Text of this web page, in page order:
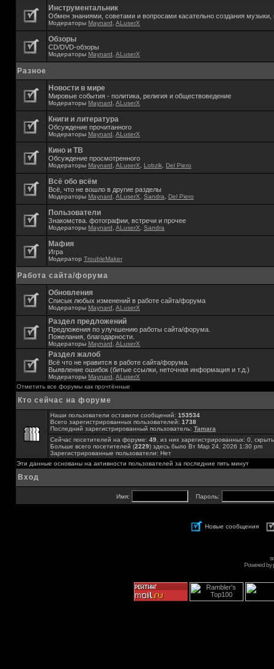
Инструментальник
Обмен знаниями, советами и вопросами касательно создания музыки,
Модераторы Maynard ALuserX
Обзоры
CD/DVD-обзоры
Модераторы Maynard ALuserX
Разное
Новости в мире
Мировые события - политика, религия и обществоведение
Модераторы Maynard ALuserX
Книги и литература
Обсуждение прочитанного
Модераторы Maynard ALuserX
Кино и ТВ
Обсуждение просмотренного
Модераторы Maynard ALuserX Lobzik Del Piero
Всё обо всём
Всё, что не вошло в другие разделы
Модераторы Maynard ALuserX Sandra Del Piero
Пользователи
Знакомства. фотографии, встречи и прочее
Модераторы Maynard ALuserX Sandra
Мафия
Игра
Модератор TroubleMaker
Работа сайта/форума
Обновления
Списык любых изменений в работе сайта/форума
Модераторы Maynard ALuserX
Раздел предложений
Предложения по улучшению работы сайта/форума.
Пожелания, благодарности.
Модераторы Maynard ALuserX
Раздел жалоб
Всё что не нравится в работе сайта/форума.
Выявление ошибок (битые ссылки, неточная информация и т.д.)
Модераторы Maynard ALuserX
Отметить все форумы как прочтённые
Кто сейчас на форуме
Наши пользователи оставили сообщений: 153534
Всего зарегистрированных пользователей: 1738
Последний зарегистрированный пользователь: Tamara
Сейчас посетителей на форуме: 49 , из них зарегистрированных: 0,
Больше всего посетителей (2229) здесь было Вт Мар 24, 2026 1:30 pm
Зарегистрированные пользователи: Нет
Эти данные основаны на активности пользователей за последние пять минут
Вход
Имя: Пароль:
Новые сообщения
Powered by